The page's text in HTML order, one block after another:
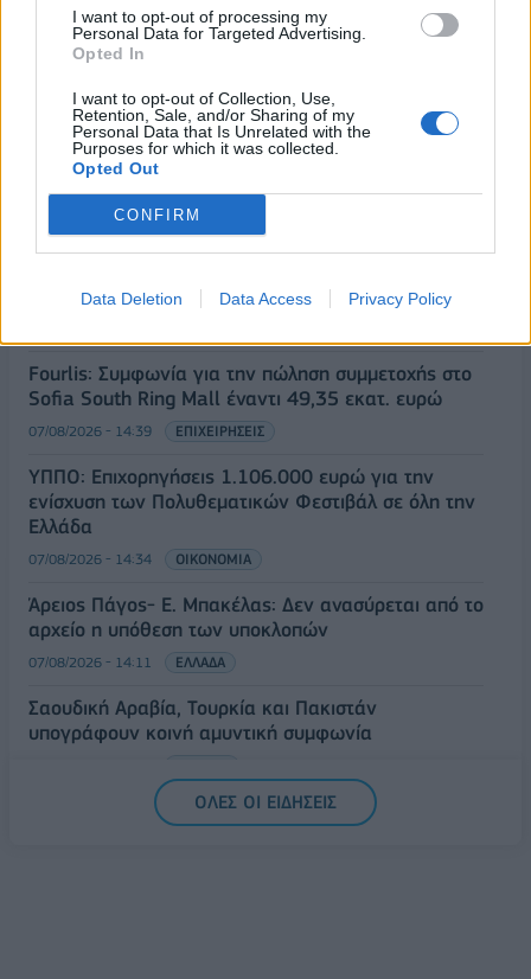
I want to opt-out of processing my
Personal Data for Targeted Advertising.
Opted In
I want to opt-out of Collection, Use,
Retention, Sale, and/or Sharing of my
Personal Data that Is Unrelated with the
Purposes for which it was collected.
Opted Out
CONFIRM
Data Deletion Data Access Privacy Policy
07/08/2026 - 16:11 ΕΠΙΧΕΙΡΗΣΕΙΣ
Συνάλλαγμα: Το ευρώ ενισχύεται 0,08%, στα
1,1534 δολάρια
07/08/2026 - 15:45 ΟΙΚΟΝΟΜΙΑ
Χρηματιστήριο: Στις 2.623,19 μονάδες ο Γενικός
Δείκτης Τιμών, με άνοδο 0,57%
07/08/2026 - 15:21 ΟΙΚΟΝΟΜΙΑ
άνω των 40°C σε Ιταλία, Ισπανία και Βαλκάνια
Fourlis: Συμφωνία για την πώληση συμμετοχής στο
Sofia South Ring Mall έναντι 49,35 εκατ. ευρώ
07/08/2026 - 14:39 ΕΠΙΧΕΙΡΗΣΕΙΣ
ΥΠΠΟ: Επιχορηγήσεις 1.106.000 ευρώ για την
ενίσχυση των Πολυθεματικών Φεστιβάλ σε όλη την
Ελλάδα
07/08/2026 - 14:34 ΟΙΚΟΝΟΜΙΑ
Άρειος Πάγος- Ε. Μπακέλας: Δεν ανασύρεται από το
αρχείο η υπόθεση των υποκλοπών
07/08/2026 - 14:11 ΕΛΛΑΔΑ
Σαουδική Αραβία, Τουρκία και Πακιστάν
υπογράφουν κοινή αμυντική συμφωνία
ΟΛΕΣ ΟΙ ΕΙΔΗΣΕΙΣ